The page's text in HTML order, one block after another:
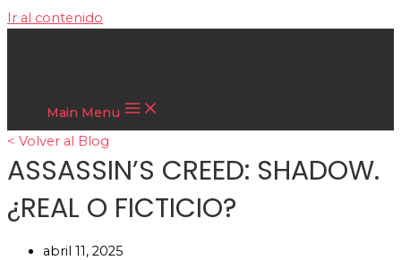
Ir al contenido
Main Menu
< Volver al Blog
ASSASSIN’S CREED: SHADOW.
¿REAL O FICTICIO?
abril 11, 2025